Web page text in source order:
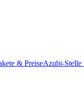
& PreiseAzubi-Stelle